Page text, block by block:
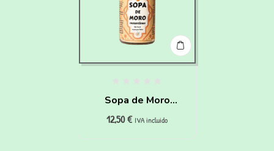
Sopa de Moro
instantánea para
12,50€ IVA incluido